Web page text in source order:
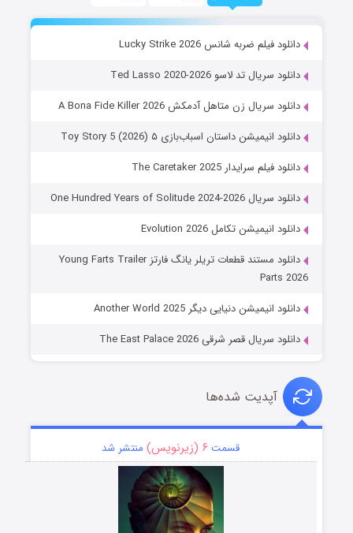
دانلود فیلم ضربه شانس Lucky Strike 2026
دانلود سریال تد لاسو Ted Lasso 2020-2026
دانلود سریال زن متاهل آدمکش A Bona Fide Killer 2026
دانلود انیمیشن داستان اسباب‌بازی ۵ Toy Story 5 (2026)
دانلود فیلم سرایدار The Caretaker 2025
دانلود سریال One Hundred Years of Solitude 2024-2026
دانلود انیمیشن تکامل Evolution 2026
دانلود مستند قطعات تریلر یانگ فارتز Young Farts Trailer
Parts 2026
دانلود انیمیشن دنیایی دیگر Another World 2025
دانلود سریال قصر شرقی The East Palace 2026
آپدیت شده‌ها
قسمت ۶ (زیرنویس) منتشر شد